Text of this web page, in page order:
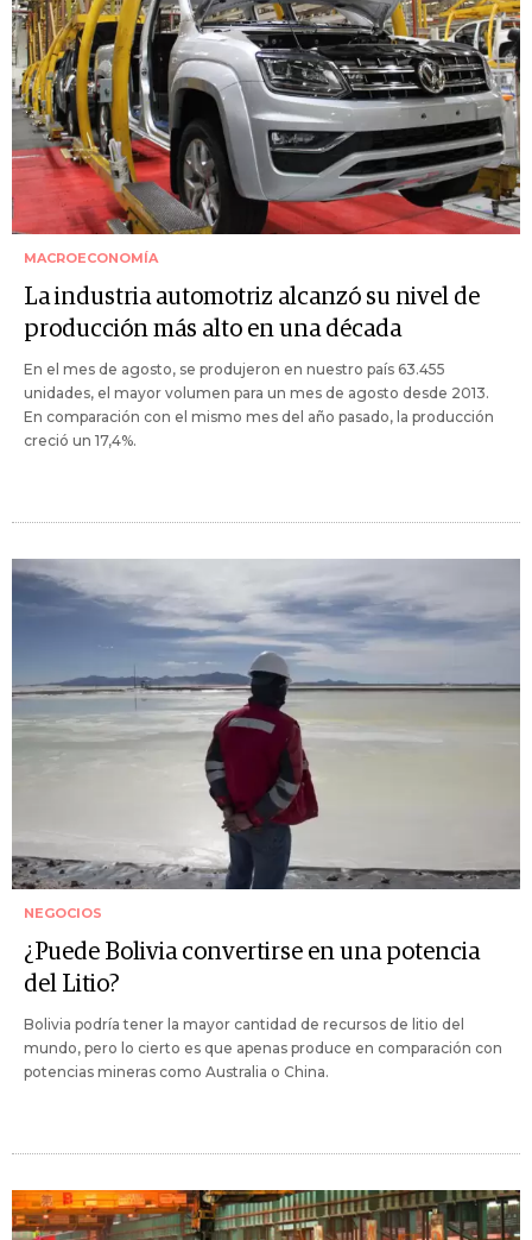
MACROECONOMÍA
La industria automotriz alcanzó su nivel de
producción más alto en una década
En el mes de agosto, se produjeron en nuestro país 63.455
unidades, el mayor volumen para un mes de agosto desde 2013.
En comparación con el mismo mes del año pasado, la producción
creció un 17,4%.
NEGOCIOS
¿Puede Bolivia convertirse en una potencia
del Litio?
Bolivia podría tener la mayor cantidad de recursos de litio del
mundo, pero lo cierto es que apenas produce en comparación con
potencias mineras como Australia o China.